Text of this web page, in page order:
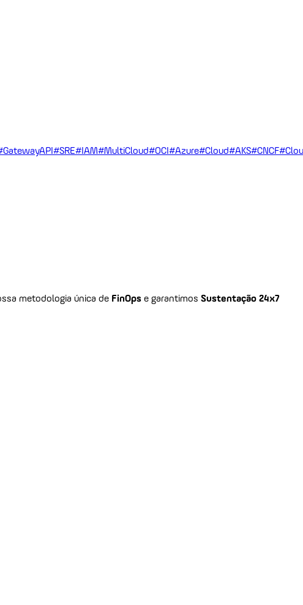
#SRE#IAM#MultiCloud#OCI#Azure#Cloud#AKS#CNCF
metodologia única de FinOps e garantimos Sustentação 24x7